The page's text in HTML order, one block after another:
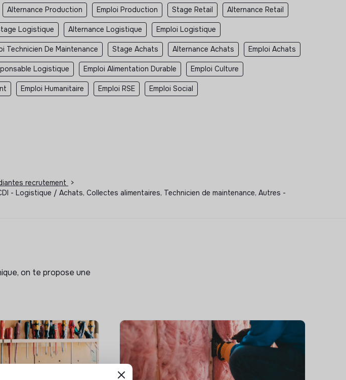
Alternance Production Emploi Production Stage Retail Alternance Retail
Logistique Alternance Logistique Emploi Logistique
Technicien De Maintenance Stage Achats Alternance Achats Emploi Achats
Logistique Emploi Alimentation Durable Emploi Culture
Emploi Humanitaire Emploi RSE Emploi Social
recrutement
>
- Logistique / Achats, Collectes alimentaires, Technicien de maintenance, Autres -
on te propose une